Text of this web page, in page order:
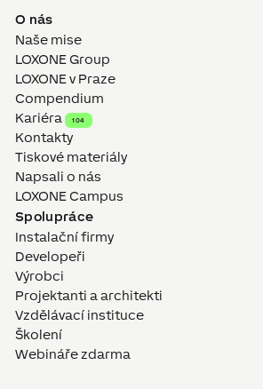
O nás
Naše mise
LOXONE Group
LOXONE v Praze
Compendium
Kariéra
104
Kontakty
Tiskové materiály
Napsali o nás
LOXONE Campus
Spolupráce
Instalační firmy
Developeři
Výrobci
Projektanti a architekti
Vzdělávací instituce
Školení
Webináře zdarma